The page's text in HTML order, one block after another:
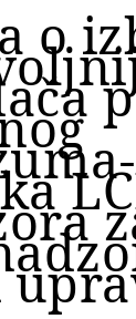
o